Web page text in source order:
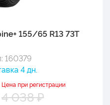
155/65 R13 73T
160379
4 дн.
Цена при регистрации
4 038 ₽